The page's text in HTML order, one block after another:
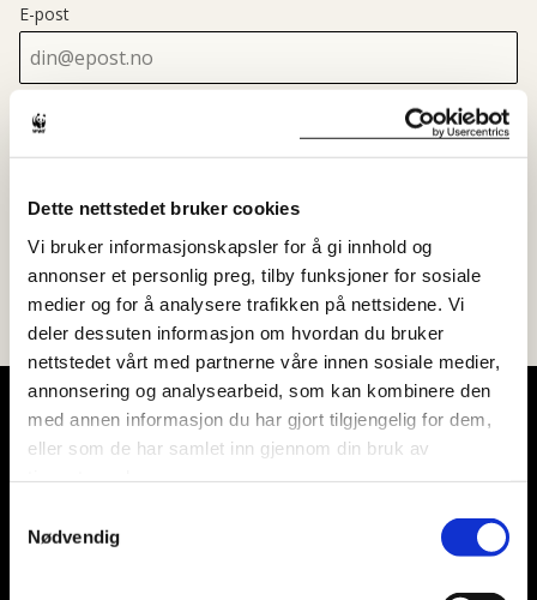
Dette nettstedet bruker cookies
Vi bruker informasjonskapsler for å gi innhold og
annonser et personlig preg, tilby funksjoner for sosiale
medier og for å analysere trafikken på nettsidene. Vi
deler dessuten informasjon om hvordan du bruker
nettstedet vårt med partnerne våre innen sosiale medier,
annonsering og analysearbeid, som kan kombinere den
med annen informasjon du har gjort tilgjengelig for dem,
eller som de har samlet inn gjennom din bruk av
Nødvendig
E-post
SEND INN
WWF VERDENS NATURFOND
Besøksadresse: Pilestredet 8, 0180 Oslo
Postadresse: Postboks 6784 St Olavs